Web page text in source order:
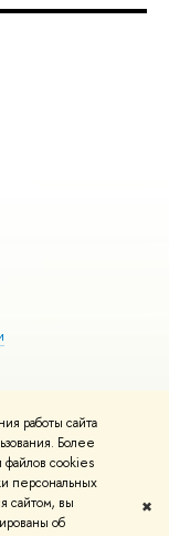
работы сайта
Более
файлов cookies
персональных
сайтом, вы
об
✖